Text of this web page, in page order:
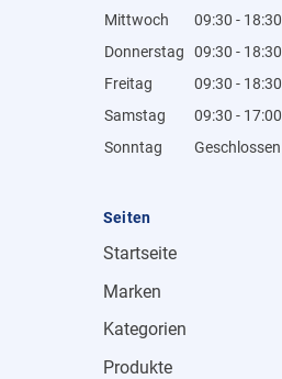
Mittwoch
09:30 - 18:30
Donnerstag
09:30 - 18:30
Freitag
09:30 - 18:30
Samstag
09:30 - 17:00
Sonntag
Geschlossen
Seiten
Startseite
Marken
Kategorien
Produkte